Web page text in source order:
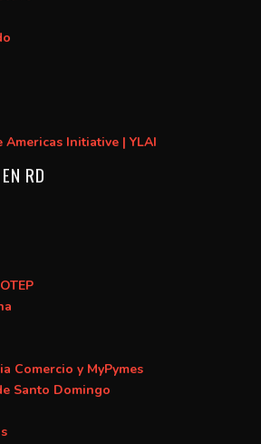
Initiative | YLAI
RD
Comercio y MyPymes
Santo Domingo